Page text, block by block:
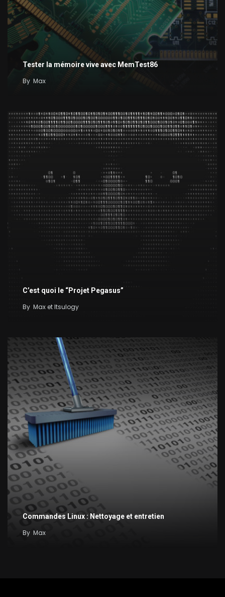
Tester la mémoire vive avec MemTest86
By Max
C’est quoi le “Projet Pegasus”
By Max et Itsulogy
Commandes Linux : Nettoyage et entretien
By Max